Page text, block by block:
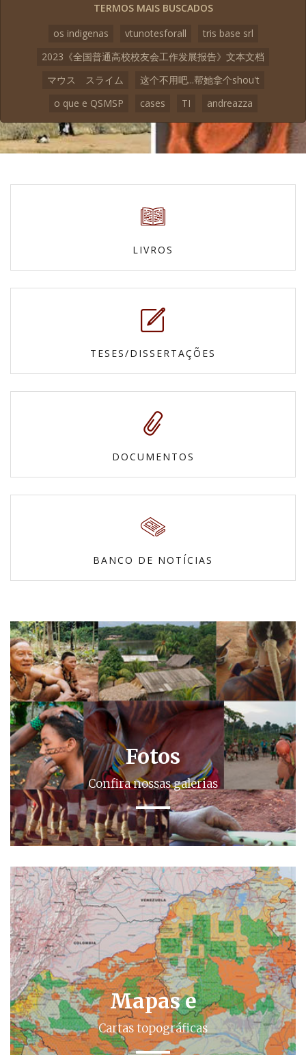
TERMOS MAIS BUSCADOS
os indigenas
vtunotesforall
tris base srl
2023《全国普通高校校友会工作发展报告》文本文档
マウス スライム
这个不用吧...帮她拿个shou't
o que e QSMSP
cases TI andreazza
LIVROS
TESES/DISSERTAÇÕES
DOCUMENTOS
BANCO DE NOTÍCIAS
Fotos
Confira nossas galerias
Mapas e
Cartas topográficas